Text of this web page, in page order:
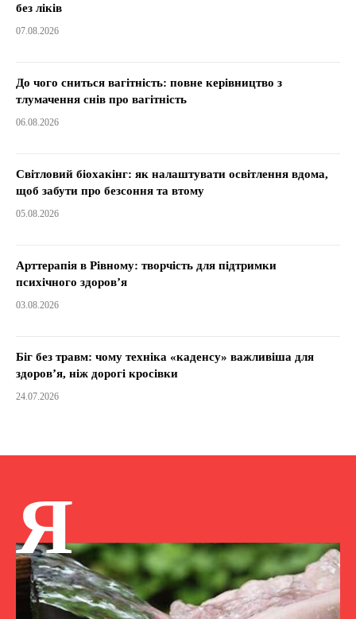
без ліків
07.08.2026
До чого сниться вагітність: повне керівництво з
тлумачення снів про вагітність
06.08.2026
Світловий біохакінг: як налаштувати освітлення вдома,
щоб забути про безсоння та втому
05.08.2026
Арттерапія в Рівному: творчість для підтримки
психічного здоров’я
03.08.2026
Біг без травм: чому техніка «каденсу» важливіша для
здоров’я, ніж дорогі кросівки
24.07.2026
Я